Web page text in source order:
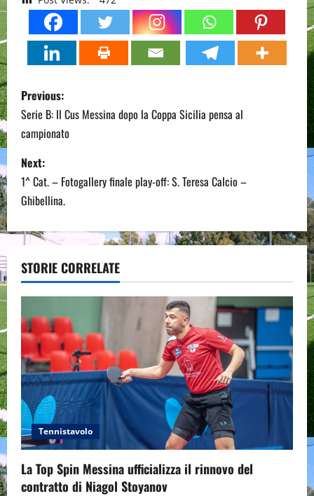
P
o
s
t
n
a
v
i
g
a
t
i
o
n
Previous:
Serie B: Il Cus Messina dopo la Coppa Sicilia pensa al
campionato
Next:
1^ Cat. – Fotogallery finale play-off: S. Teresa Calcio –
Ghibellina.
STORIE CORRELATE
Tennistavolo
La Top Spin Messina ufficializza il rinnovo del
contratto di Niagol Stoyanov